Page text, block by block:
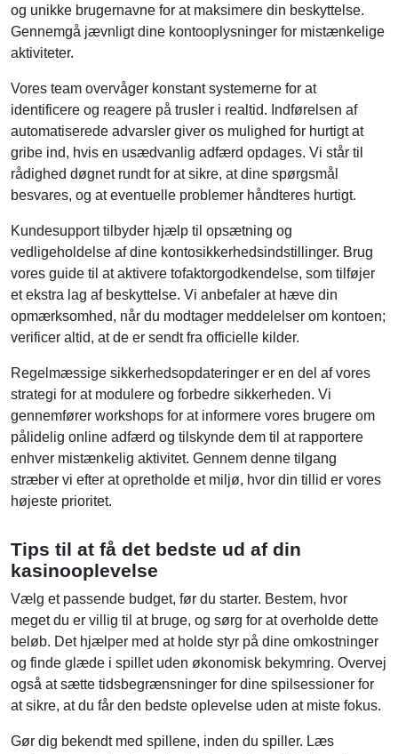
og unikke brugernavne for at maksimere din beskyttelse.
Gennemgå jævnligt dine kontooplysninger for mistænkelige
aktiviteter.
Vores team overvåger konstant systemerne for at
identificere og reagere på trusler i realtid. Indførelsen af
automatiserede advarsler giver os mulighed for hurtigt at
gribe ind, hvis en usædvanlig adfærd opdages. Vi står til
rådighed døgnet rundt for at sikre, at dine spørgsmål
besvares, og at eventuelle problemer håndteres hurtigt.
Kundesupport tilbyder hjælp til opsætning og
vedligeholdelse af dine kontosikkerhedsindstillinger. Brug
vores guide til at aktivere tofaktorgodkendelse, som tilføjer
et ekstra lag af beskyttelse. Vi anbefaler at hæve din
opmærksomhed, når du modtager meddelelser om kontoen;
verificer altid, at de er sendt fra officielle kilder.
Regelmæssige sikkerhedsopdateringer er en del af vores
strategi for at modulere og forbedre sikkerheden. Vi
gennemfører workshops for at informere vores brugere om
pålidelig online adfærd og tilskynde dem til at rapportere
enhver mistænkelig aktivitet. Gennem denne tilgang
stræber vi efter at opretholde et miljø, hvor din tillid er vores
højeste prioritet.
Tips til at få det bedste ud af din
kasinooplevelse
Vælg et passende budget, før du starter. Bestem, hvor
meget du er villig til at bruge, og sørg for at overholde dette
beløb. Det hjælper med at holde styr på dine omkostninger
og finde glæde i spillet uden økonomisk bekymring. Overvej
også at sætte tidsbegrænsninger for dine spilsessioner for
at sikre, at du får den bedste oplevelse uden at miste fokus.
Gør dig bekendt med spillene, inden du spiller. Læs